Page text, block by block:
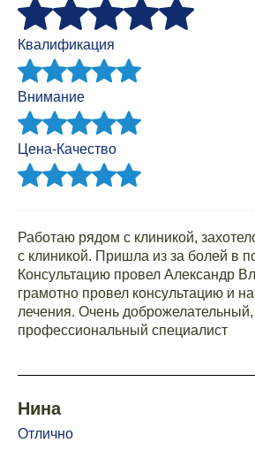
Квалификация
Внимание
Цена-Качество
Работаю рядом с клиникой,
с клиникой. Пришла из за болей в
Консультацию провел Александр
грамотно провел консультацию и
лечения. Очень доброжелательный,
профессиональный специалист
Нина
Отлично